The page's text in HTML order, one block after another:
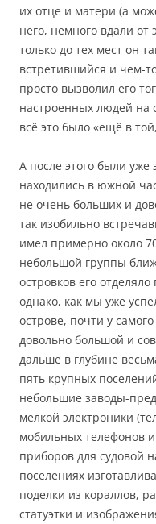
их отце и матери (а
него, немного вдали от
только до тех мест он
встретившийся и чем-
просто вызволил его
настроенных людей на
всё это было «ещё в
А после этого были
находились в южной
не очень больших и
так изобильно
имел примерно около
небольшой группы
островков его
однако, как мы уже
острове, почти у
довольно большой и
дальше в глубине
пять крупных
небольшие заводы-
мелкой электроники
мобильных телефонов
приборов для судовой
поселениях
поделки из кораллов,
статуэтки и